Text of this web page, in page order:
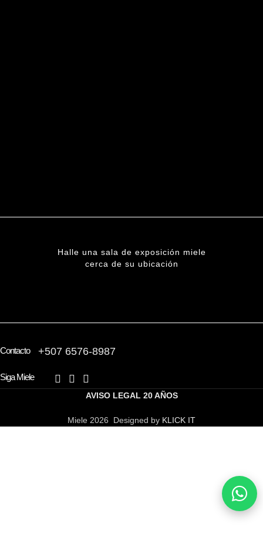
Halle una sala de exposición miele
cerca de su ubicación
Contacto +507 6576-8987
Siga Miele
AVISO LEGAL 20 AÑOS
Miele 2026 Designed by KLICK IT